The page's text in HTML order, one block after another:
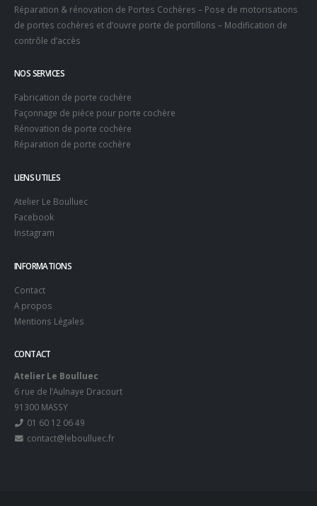
Réparation & rénovation de Portes Cochères – Pose de motorisations
de portes cochères et d’ouvre porte de portillons – Modification de
contrôle d’accès
NOS SERVICES
Fabrication de porte cochère
Façonnage de pièce pour porte cochère
Rénovation de porte cochère
Réparation de porte cochère
LIENS UTILES
Atelier Le Boulluec
Facebook
Instagram
INFORMATIONS
Contact
A propos
Mentions Légales
CONTACT
Atelier Le Boulluec
6 rue de l’Aulnaye Dracourt
91300 MASSY
01 60 12 06 49
contact@leboulluec.fr